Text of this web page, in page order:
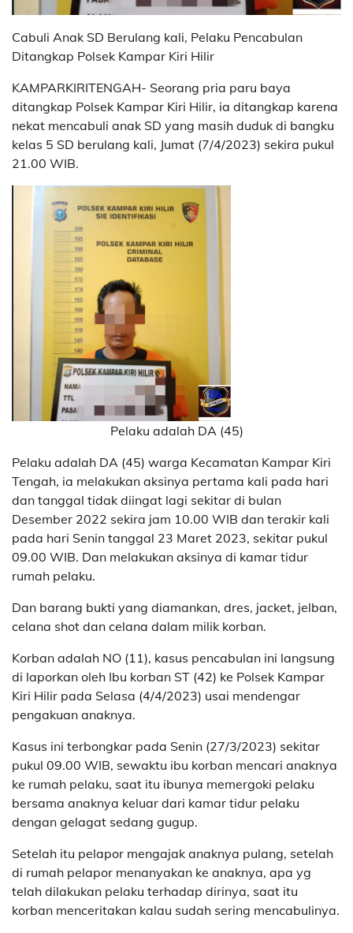
Cabuli Anak SD Berulang kali, Pelaku Pencabulan
Ditangkap Polsek Kampar Kiri Hilir
KAMPARKIRITENGAH- Seorang pria paru baya
ditangkap Polsek Kampar Kiri Hilir, ia ditangkap karena
nekat mencabuli anak SD yang masih duduk di bangku
kelas 5 SD berulang kali, Jumat (7/4/2023) sekira pukul
21.00 WIB.
Pelaku adalah DA (45)
Pelaku adalah DA (45) warga Kecamatan Kampar Kiri
Tengah, ia melakukan aksinya pertama kali pada hari
dan tanggal tidak diingat lagi sekitar di bulan
Desember 2022 sekira jam 10.00 WIB dan terakir kali
pada hari Senin tanggal 23 Maret 2023, sekitar pukul
09.00 WIB. Dan melakukan aksinya di kamar tidur
rumah pelaku.
Dan barang bukti yang diamankan, dres, jacket, jelban,
celana shot dan celana dalam milik korban.
Korban adalah NO (11), kasus pencabulan ini langsung
di laporkan oleh Ibu korban ST (42) ke Polsek Kampar
Kiri Hilir pada Selasa (4/4/2023) usai mendengar
pengakuan anaknya.
Kasus ini terbongkar pada Senin (27/3/2023) sekitar
pukul 09.00 WIB, sewaktu ibu korban mencari anaknya
ke rumah pelaku, saat itu ibunya memergoki pelaku
bersama anaknya keluar dari kamar tidur pelaku
dengan gelagat sedang gugup.
Setelah itu pelapor mengajak anaknya pulang, setelah
di rumah pelapor menanyakan ke anaknya, apa yg
telah dilakukan pelaku terhadap dirinya, saat itu
korban menceritakan kalau sudah sering mencabulinya.